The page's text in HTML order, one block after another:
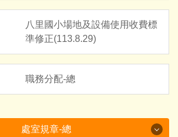
八里國小場地及設備使用收費標
準修正(113.8.29)
職務分配-總
處室規章-總